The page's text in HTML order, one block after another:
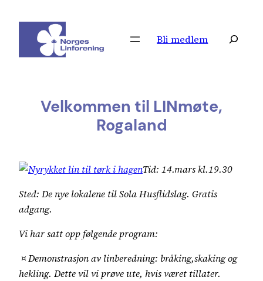
innhold
Bli medlem Søk
Velkommen til LINmøte,
Rogaland
Tid: 14.mars kl.19.30
Sted: De nye lokalene til Sola Husflidslag. Gratis
adgang.
Vi har satt opp følgende program:
¤ Demonstrasjon av linberedning: bråking,skaking og
hekling. Dette vil vi prøve ute, hvis været tillater.